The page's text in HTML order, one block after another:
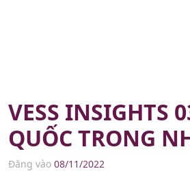
VESS INSIGHTS
QUỐC TRONG
Đăng vào 08/11/2022